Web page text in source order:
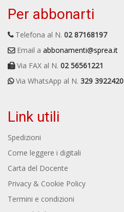
Per abbonarti
Telefona al N. 02 87168197
Email a abbonamenti@sprea.it
Via FAX al N. 02 56561221
Via WhatsApp al N. 329 3922420
Link utili
Spedizioni
Come leggere i digitali
Carta del Docente
Privacy & Cookie Policy
Termini e condizioni